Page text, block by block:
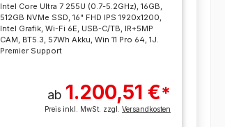
Intel Core Ultra 7 255U (0.7-5.2GHz), 16GB,
512GB NVMe SSD, 16" FHD IPS 1920x1200,
Intel Grafik, Wi-Fi 6E, USB-C/TB, IR+5MP
CAM, BT5.3, 57Wh Akku, Win 11 Pro 64, 1J.
Premier Support
ab 1.200,51 €*
Preis inkl. MwSt. zzgl. Versandkosten